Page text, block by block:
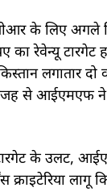
के लिए अगले
का रेवेन्यू टारगेट
लगातार दो
से आईएमएफ ने
के उलट,
क्राइटेरिया